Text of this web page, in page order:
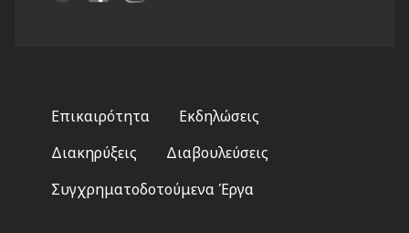
menu
Επικαιρότητα
Εκδηλώσεις
Διακηρύξεις
Διαβουλεύσεις
Συγχρηματοδοτούμενα Έργα